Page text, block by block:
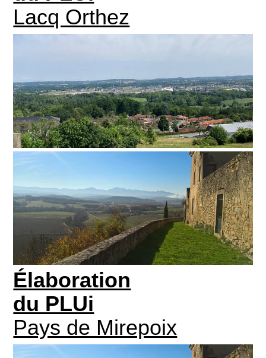
Lacq Orthez
Élaboration
du PLUi
Pays de Mirepoix